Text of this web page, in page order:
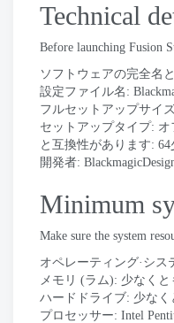
Technical
Before launching Fusion
ソフトウェアの完全名
設定ファイル名:
フルセットアップサイ
セットアップタイプ:
と互換性があります: 64
開発者:
Minimum
Make sure the system
オペレーティング·シス
メモリ (ラム): 少なくと
ハードドライブ: 少な
プロセッサー: Intel